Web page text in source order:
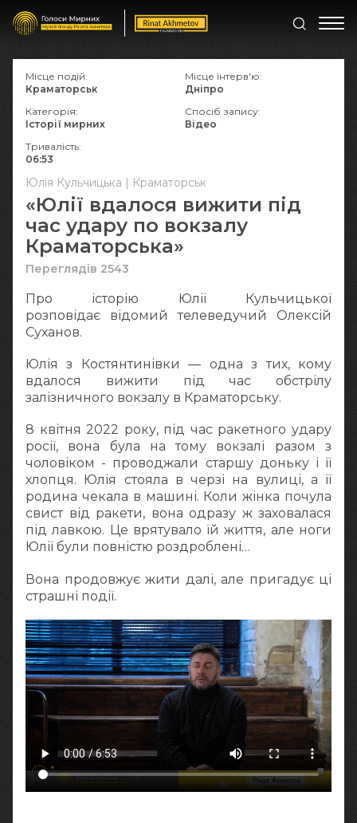
Юлія Кульчицька | Краматорськ
«Юлії вдалося вижити під
час удару по вокзалу
Краматорська»
Переглядів 2543
Про історію Юлії Кульчицької
розповідає відомий телеведучий Олексій
Суханов.
Юлія з Костянтинівки — одна з тих, кому
вдалося вижити під час обстрілу
залізничного вокзалу в Краматорську.
8 квітня 2022 року, під час ракетного удару
росії, вона була на тому вокзалі разом з
чоловіком - проводжали старшу доньку і її
хлопця. Юлія стояла в черзі на вулиці, а її
родина чекала в машині. Коли жінка почула
свист від ракети, вона одразу ж заховалася
під лавкою. Це врятувало їй життя, але ноги
Юлії були повністю роздроблені…
Вона продовжує жити далі, але пригадує ці
страшні події.
Місце подій:
Краматорськ
Місце інтерв'ю:
Дніпро
Категорія:
Історії мирних
Спосіб запису:
Відео
Тривалість:
06:53